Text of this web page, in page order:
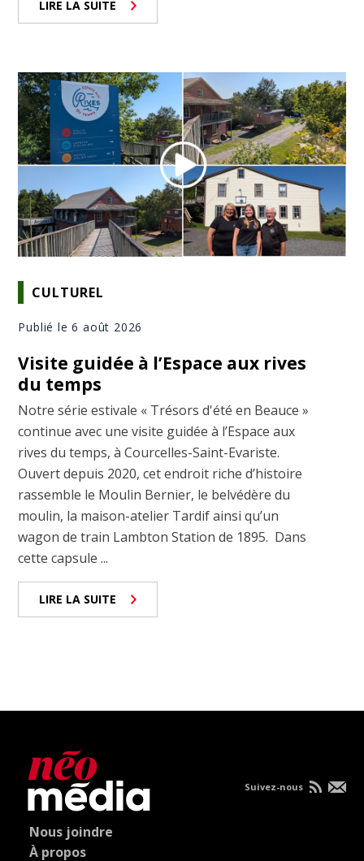
LIRE LA SUITE
CULTUREL
Publié le 6 août 2026
Visite guidée à l’Espace aux rives
du temps
Notre série estivale « Trésors d'été en Beauce »
continue avec une visite guidée à l’Espace aux
rives du temps, à Courcelles-Saint-Evariste.
Ouvert depuis 2020, cet endroit riche d’histoire
rassemble le Moulin Bernier, le belvédère du
moulin, la maison-atelier Tardif ainsi qu’un
wagon de train Lambton Station de 1895. Dans
cette capsule ...
LIRE LA SUITE
Nous joindre
À propos
Suivez-nous